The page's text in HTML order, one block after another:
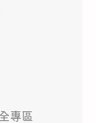
專區